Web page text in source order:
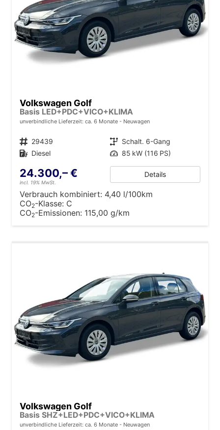
Volkswagen Golf
Basis LED+PDC+VICO+KLIMA
unverbindliche Lieferzeit: ca. 6 Monate Neuwagen
Fahrzeugnr. 29439 Getriebe Schalt. 6-Gang
Kraftstoff Diesel Leistung 85 kW (116 PS)
24.300,– €
incl. 19% MwSt.
Details
Verbrauch kombiniert: 4,40 l/100km
CO2-Klasse: C
CO2-Emissionen: 115,00 g/km
Volkswagen Golf
Basis SHZ+LED+PDC+VICO+KLIMA
unverbindliche Lieferzeit: ca. 6 Monate Neuwagen